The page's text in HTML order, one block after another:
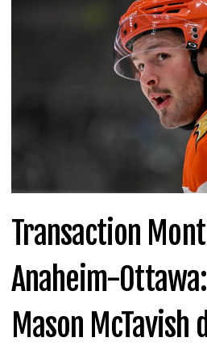
Transaction
Anaheim-
Mason McTavish